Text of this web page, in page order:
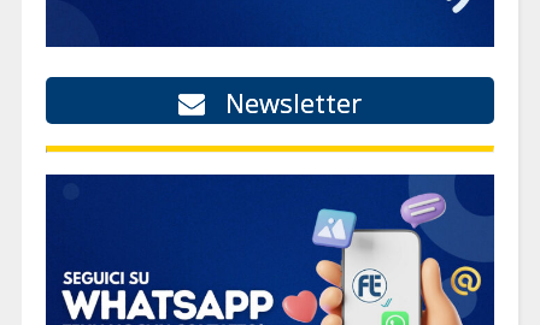
Newsletter